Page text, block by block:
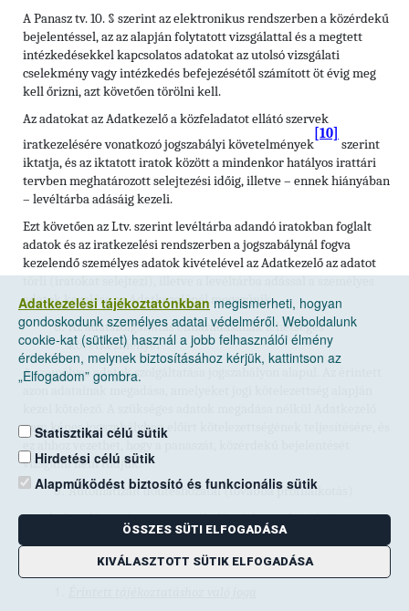
A Panasz tv. 10. § szerint az elektronikus rendszerben a közérdekű
bejelentéssel, az az alapján folytatott vizsgálattal és a megtett
intézkedésekkel kapcsolatos adatokat az utolsó vizsgálati
cselekmény vagy intézkedés befejezésétől számított öt évig meg
kell őrizni, azt követően törölni kell.
Az adatokat az Adatkezelő a közfeladatot ellátó szervek
iratkezelésére vonatkozó jogszabályi követelmények
[10]
szerint
iktatja, és az iktatott iratok között a mindenkor hatályos irattári
tervben meghatározott selejtezési időig, illetve – ennek hiányában
– levéltárba adásáig kezeli.
Ezt követően az Ltv. szerint levéltárba adandó iratokban foglalt
adatok és az iratkezelési rendszerben a jogszabálynál fogva
kezelendő személyes adatok kivételével az Adatkezelő az adatot
adatok kezelése az Adatkezelőnél megszűnik.
Az adatszolgáltatás elmaradásának lehetséges
következményei
A személyes adatok szolgáltatása jogszabályon alapul. Az érintett
nem képes jogszabályban előírt kötelezettségének teljesítésére, és
vizsgálni nem tudjuk.
Automatizált döntéshozatal (továbbá profilalkotás)
Az adatkezelés során automatizált döntéshozatalra, ideértve a
profilalkotást is, nem kerül sor.
Az érintett adatkezeléssel kapcsolatos jogai
Adatkezelési tájékoztatónkban megismerheti, hogyan
gondoskodunk személyes adatai védelméről. Weboldalunk
cookie-kat (sütiket) használ a jobb felhasználói élmény
érdekében, melynek biztosításához kérjük, kattintson az
„Elfogadom” gombra.
Statisztikai célú sütik
Hirdetési célú sütik
Alapműködést biztosító és funkcionális sütik
ÖSSZES SÜTI ELFOGADÁSA
KIVÁLASZTOTT SÜTIK ELFOGADÁSA